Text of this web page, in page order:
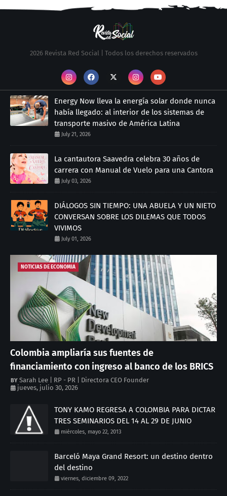
2026 Revista Red Social | Todos los derechos reservados
Energy Now lleva la energía solar donde nunca
había llegado: al interior de los sistemas de
transporte masivo de América Latina
July 21, 2026
La cantautora Saavedra celebra 30 años de
carrera con Manual de Vuelo para una Cantora
July 03, 2026
DIÁLOGOS SIN TIEMPO: UNA ABUELA Y UN NIETO
CONVERSAN SOBRE LOS DILEMAS QUE TODOS
VIVIMOS
July 01, 2026
NOTICIAS DE ECONOMIA
Colombia ampliaría sus fuentes de
financiamiento con ingreso al banco de los BRICS
Sarah Lee | RP - PR | Directora CEO Founder
jueves, julio 30, 2026
TONY KAMO REGRESA A COLOMBIA PARA DICTAR
TRES SEMINARIOS DEL 14 AL 29 DE JUNIO
miércoles, mayo 22, 2013
Barceló Maya Grand Resort: un destino dentro
del destino
viernes, diciembre 09, 2022